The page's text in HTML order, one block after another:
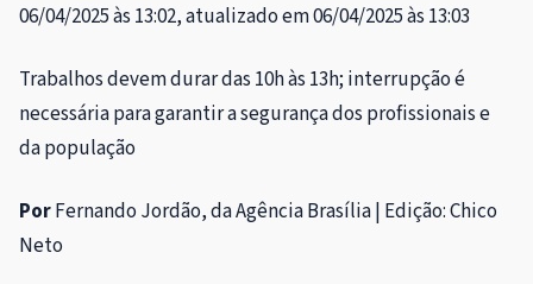
06/04/2025 às 13:02, atualizado em 06/04/2025 às 13:03
Trabalhos devem durar das 10h às 13h; interrupção é
necessária para garantir a segurança dos profissionais e
da população
PorFernando Jordão, da Agência Brasília | Edição: Chico
Neto